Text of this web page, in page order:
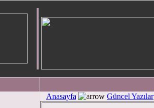
Anasayfa Güncel Yazılar